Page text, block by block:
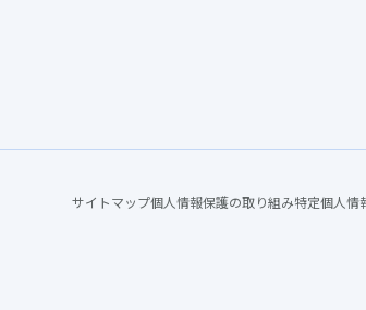
サイトマップ個人情報保護の取り組み特定個人情